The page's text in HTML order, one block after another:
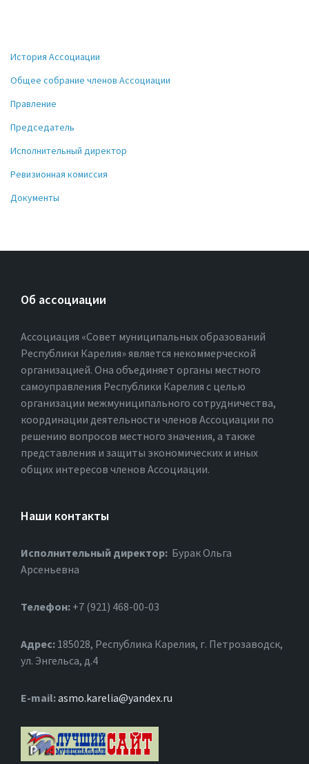
История Ассоциации
Общее собрание членов Ассоциации
Правление
Председатель
Исполнительный директор
Ревизионная комиссия
Документы
Об ассоциации
Ассоциация «Совет муниципальных образований
Республики Карелия» является некоммерческой
организацией. Она объединяет органы местного
самоуправления Республики Карелия с целью
организации межмуниципального сотрудничества,
координации деятельности членов Ассоциации по
решению вопросов местного значения, а также
представления и защиты экономических и иных
общих интересов членов Ассоциации.
Наши контакты
Исполнительный директор: Бурак Ольга
Арсеньевна
Телефон: +7 (921) 468-00-03
Адрес: 185028, Республика Карелия, г. Петрозаводск,
ул. Энгельса, д.4
Е-mail:asmo.karelia@yandex.ru